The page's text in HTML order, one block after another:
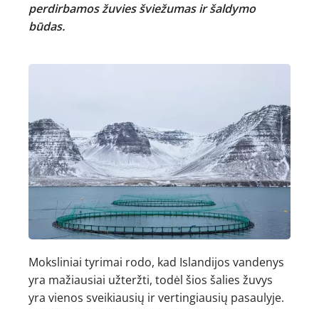
perdirbamos žuvies šviežumas ir šaldymo
būdas.
Moksliniai tyrimai rodo, kad Islandijos vandenys
yra mažiausiai užteržti, todėl šios šalies žuvys
yra vienos sveikiausių ir vertingiausių pasaulyje.